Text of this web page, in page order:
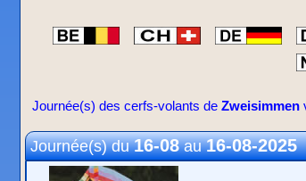
Journée(s) des cerfs-volants de Zweisimmen
Journée(s) du16-08au16-08-2025